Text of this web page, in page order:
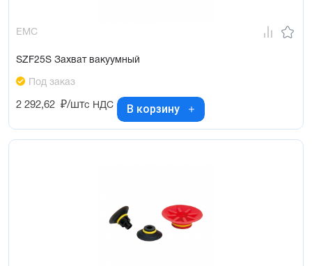
EMC
SZF25S Захват вакуумный
Под заказ
2 292,62 ₽/штс НДС В корзину